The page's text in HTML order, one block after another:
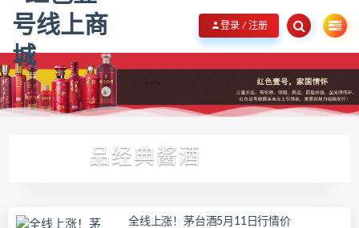
欢迎您光临红色壹号线上商城，品红色壹号，展家国情怀！ 立即加入我们
登录 / 注册
品经典酱酒
全线上涨！茅台酒5月11日行情价